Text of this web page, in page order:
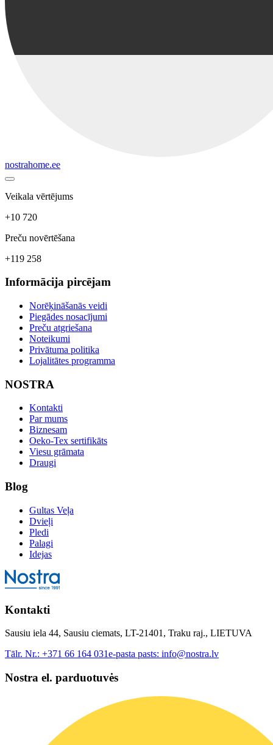
nostrahome.ee
Veikala vērtējums
+10 720
Preču novērtēšana
+119 258
Informācija pircējam
Norēķināšanās veidi
Piegādes nosacījumi
Preču atgriešana
Noteikumi
Privātuma politika
Lojalitātes programma
NOSTRA
Kontakti
Par mums
Biznesam
Oeko-Tex sertifikāts
Viesu grāmata
Draugi
Blog
Gultas Veļa
Dvieļi
Pledi
Palagi
Idejas
Kontakti
Sausiu iela 44, Sausiu ciemats, LT-21401, Traku raj., LIETUVA
Tālr. Nr.: +371 66 164 031e-pasta pasts: info@nostra.lv
Nostra el. parduotuvės